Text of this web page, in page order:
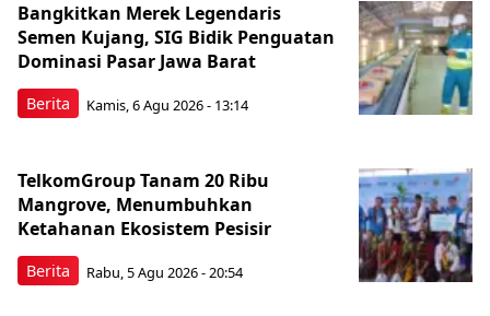
Berita
Bangkitkan Merek Legendaris
Semen Kujang, SIG Bidik Penguatan
Dominasi Pasar Jawa Barat
Kamis, 6 Agu 2026 - 13:14
Berita
TelkomGroup Tanam 20 Ribu
Mangrove, Menumbuhkan
Ketahanan Ekosistem Pesisir
Rabu, 5 Agu 2026 - 20:54